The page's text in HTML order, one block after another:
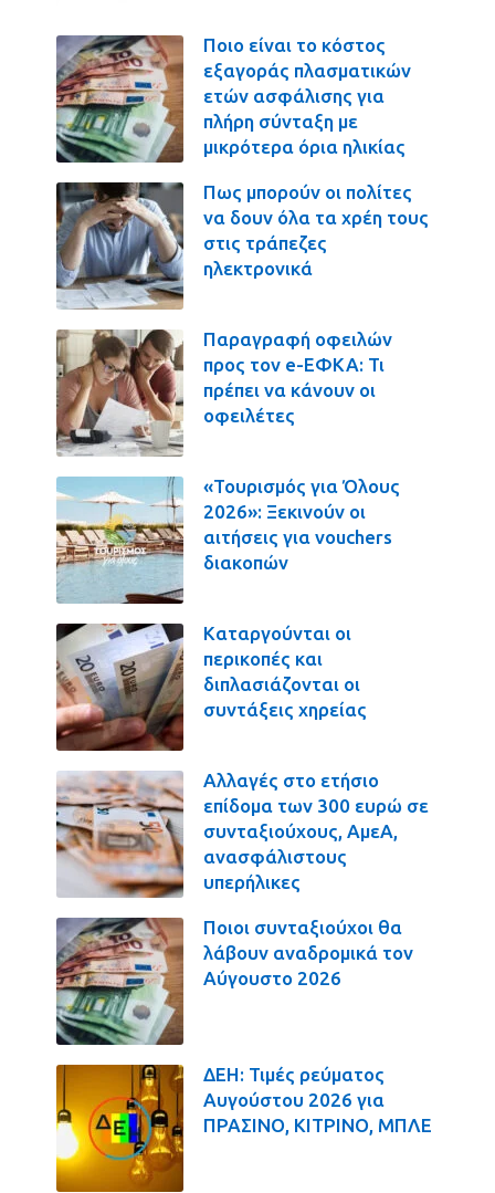
Ποιο είναι το κόστος
εξαγοράς πλασματικών
ετών ασφάλισης για
πλήρη σύνταξη με
μικρότερα όρια ηλικίας
Πως μπορούν οι πολίτες
να δουν όλα τα χρέη τους
στις τράπεζες
ηλεκτρονικά
Παραγραφή οφειλών
προς τον e-ΕΦΚΑ: Τι
πρέπει να κάνουν οι
οφειλέτες
«Τουρισμός για Όλους
2026»: Ξεκινούν οι
αιτήσεις για vouchers
διακοπών
Καταργούνται οι
περικοπές και
διπλασιάζονται οι
συντάξεις χηρείας
Αλλαγές στο ετήσιο
επίδομα των 300 ευρώ σε
συνταξιούχους, ΑμεΑ,
ανασφάλιστους
υπερήλικες
Ποιοι συνταξιούχοι θα
λάβουν αναδρομικά τον
Αύγουστο 2026
ΔΕΗ: Τιμές ρεύματος
Αυγούστου 2026 για
ΠΡΑΣΙΝΟ, ΚΙΤΡΙΝΟ, ΜΠΛΕ